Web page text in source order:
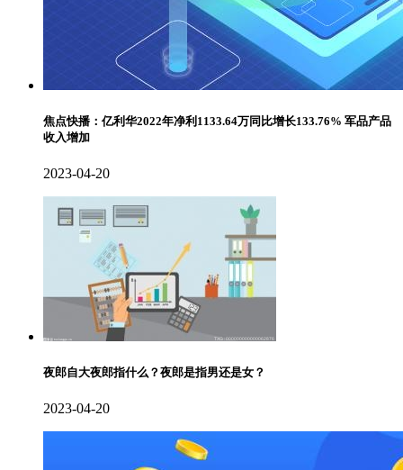
焦点快播：亿利华2022年净利1133.64万同比增长133.76% 军品产品
收入增加
2023-04-20
夜郎自大夜郎指什么？夜郎是指男还是女？
2023-04-20